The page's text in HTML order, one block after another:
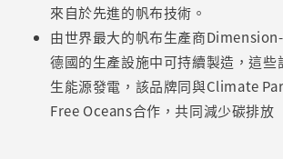
來自於先進的帆布技術。
由世界最大的帆布生產商
德國的生產設施中可持續製造，這些
生能源發電，該品牌同與Climate
Free Oceans合作，共同減少碳排放